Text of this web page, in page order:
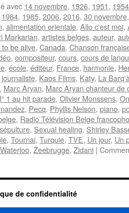
avec 14 novembre, 1926, 1951, 1954
1984, 1985, 2006, 2016, 30 novembre
, alimentation orientale, Allo c'est moi,
Markarian, artistes belges, auteur,
to be alive, Canada, Chanson
, compositeur, cours, cours de
, école, éditeur, France, harmonie,
journaliste, Kaos Films, Katy, La
, Marc Aryan, Marc Aryan chanteur de
1 au hit parade, Olivier Monssens,
, Pecq, Phyllis Nelson, piano,
, Radio Télévision Belge
sépulture, Sexual healing, Shirley
, Tournai, Turquie, TVE, Un jour, Un
Waterloo, Zeebrugge, Zidani |
de confidentialité